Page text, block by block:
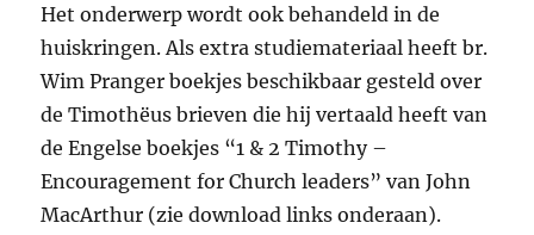
Het onderwerp wordt ook behandeld in de
huiskringen. Als extra studiemateriaal heeft br.
Wim Pranger boekjes beschikbaar gesteld over
de Timothëus brieven die hij vertaald heeft van
de Engelse boekjes “1 & 2 Timothy –
Encouragement for Church leaders” van John
MacArthur (zie download links onderaan).